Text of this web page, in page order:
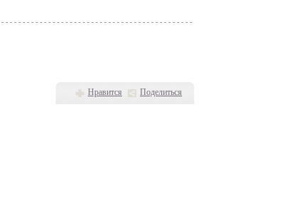
Нравится Поделиться